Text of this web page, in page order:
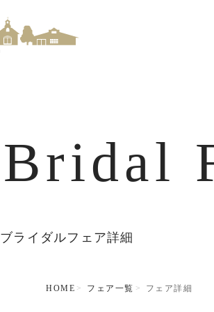
Bridal
ブライダルフェア詳細
HOME フェア一覧 フェア詳細